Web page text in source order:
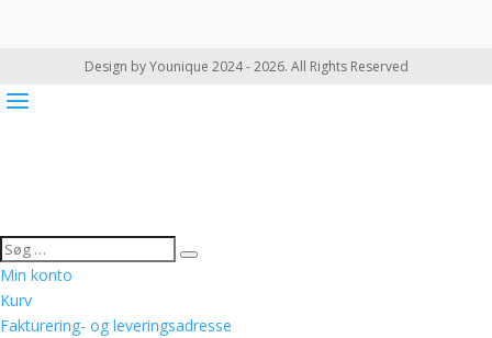
Design by Younique 2024 - 2026. All Rights Reserved
Min konto
Kurv
Fakturering- og leveringsadresse